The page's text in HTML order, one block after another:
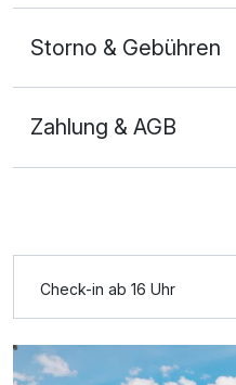
Für 3 Tage
Storno & Gebühren
Zahlung & AGB
Check-in ab 16 Uhr